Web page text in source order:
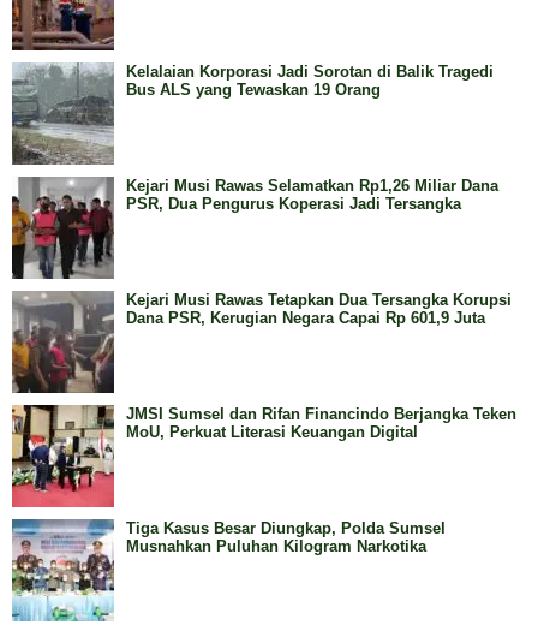
Kelalaian Korporasi Jadi Sorotan di Balik Tragedi
Bus ALS yang Tewaskan 19 Orang
Kejari Musi Rawas Selamatkan Rp1,26 Miliar Dana
PSR, Dua Pengurus Koperasi Jadi Tersangka
Kejari Musi Rawas Tetapkan Dua Tersangka Korupsi
Dana PSR, Kerugian Negara Capai Rp 601,9 Juta
JMSI Sumsel dan Rifan Financindo Berjangka Teken
MoU, Perkuat Literasi Keuangan Digital
Tiga Kasus Besar Diungkap, Polda Sumsel
Musnahkan Puluhan Kilogram Narkotika